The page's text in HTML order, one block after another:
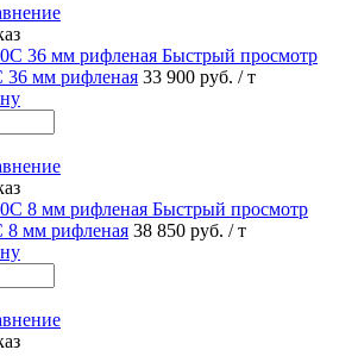
Быстрый просмотр
мм рифленая 33 900 руб. / т
Быстрый просмотр
мм рифленая 38 850 руб. / т